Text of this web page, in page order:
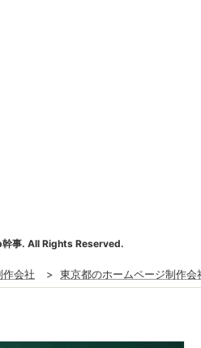
事. All Rights Reserved.
作会社 > 東京都のホームページ制作会